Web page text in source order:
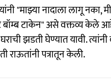
"माझ्या नादाला लागू नका,
टाकेन" असे वक्तव्य केले
झडती घेण्यात यावी.
राऊतांनी पत्रातून केली.